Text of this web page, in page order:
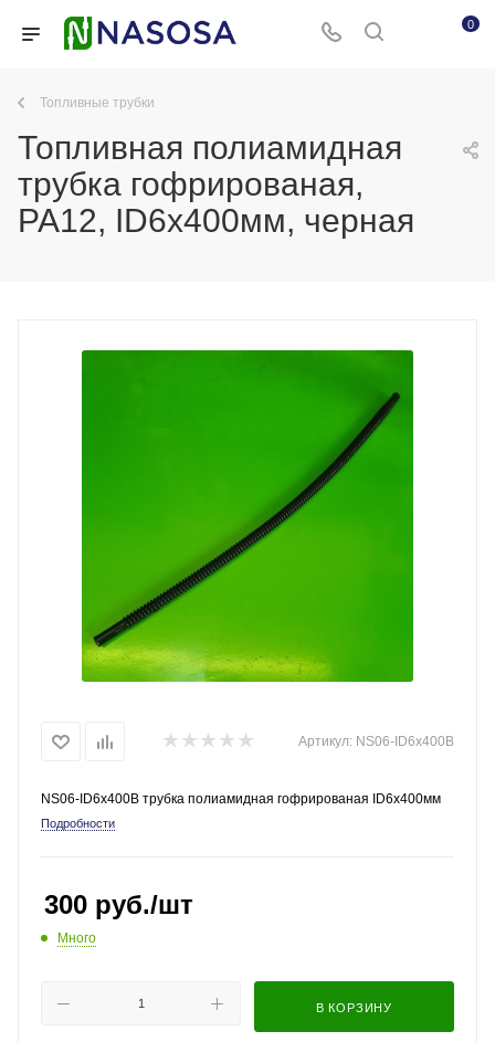
0
Топливные трубки
Топливная полиамидная
трубка гофрированая,
PA12, ID6x400мм, черная
Артикул: NS06-ID6x400B
NS06-ID6x400B трубка полиамидная гофрированая ID6x400мм
Подробности
300 руб./шт
Много
В КОРЗИНУ